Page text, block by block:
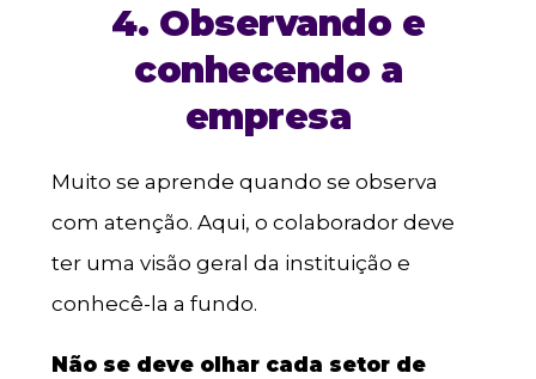
4. Observando e
conhecendo a
empresa
Muito se aprende quando se observa
com atenção. Aqui, o colaborador deve
ter uma visão geral da instituição e
conhecê-la a fundo.
Não se deve olhar cada setor de